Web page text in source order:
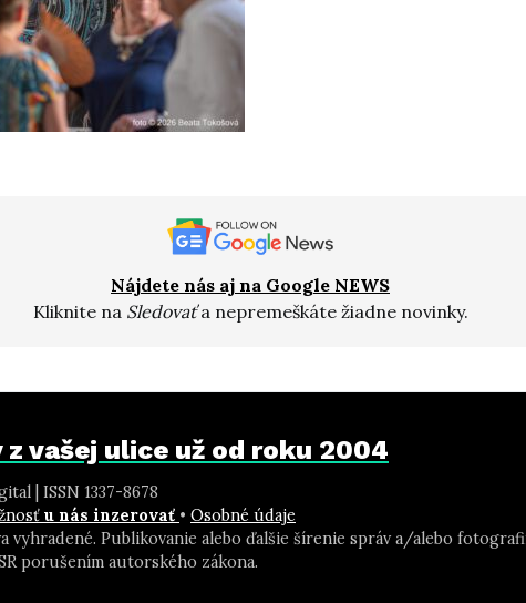
Nájdete nás aj na Google NEWS
Kliknite na Sledovaťa nepremeškáte žiadne novinky.
z vašej ulice už od roku 2004
| ISSN 1337-8678
u nás inzerovať • Osobné údaje
vyhradené. Publikovanie alebo ďalšie šírenie správ a/alebo
porušením autorského zákona.